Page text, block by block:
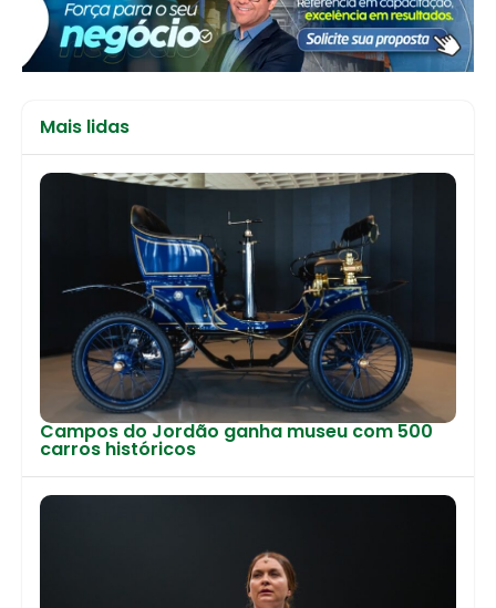
Mais lidas
Campos do Jordão ganha museu com 500
carros históricos